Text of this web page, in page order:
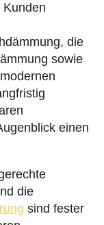
die
sowie
einen
die
sind fester